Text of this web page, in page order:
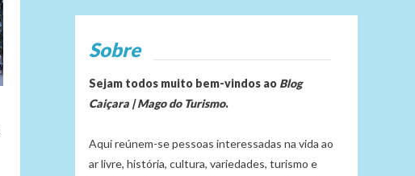
Sobre
Sejam todos muito bem-vindos ao Blog
Caiçara | Mago do Turismo.
Aqui reúnem-se pessoas interessadas na vida ao
ar livre, história, cultura, variedades, turismo e